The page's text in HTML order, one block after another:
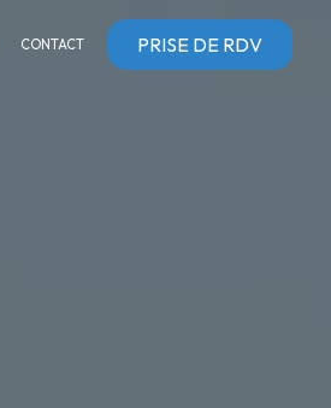
CONTACT PRISE DE RDV